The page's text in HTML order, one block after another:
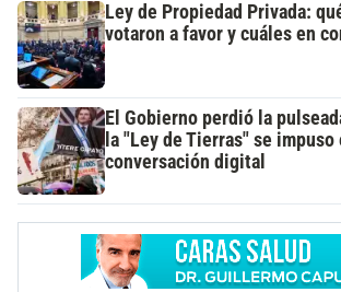
Ley de Propiedad Privada:
votaron a favor y cuáles en
El Gobierno perdió la
la "Ley de Tierras" se impuso
conversación digital